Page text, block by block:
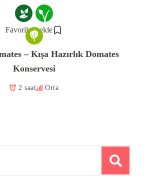
Favorilere ekle
– Kışa Hazırlık Domates
Konservesi
2 saat Orta